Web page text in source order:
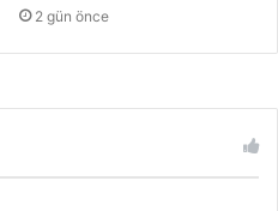
2 gün önce